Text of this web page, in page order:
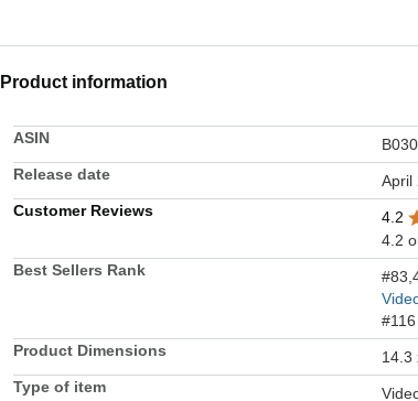
Product information
ASIN
Release date
April
Customer Reviews
4.2
4.2
Best Sellers Rank
Product Dimensions
14.3
Type of item